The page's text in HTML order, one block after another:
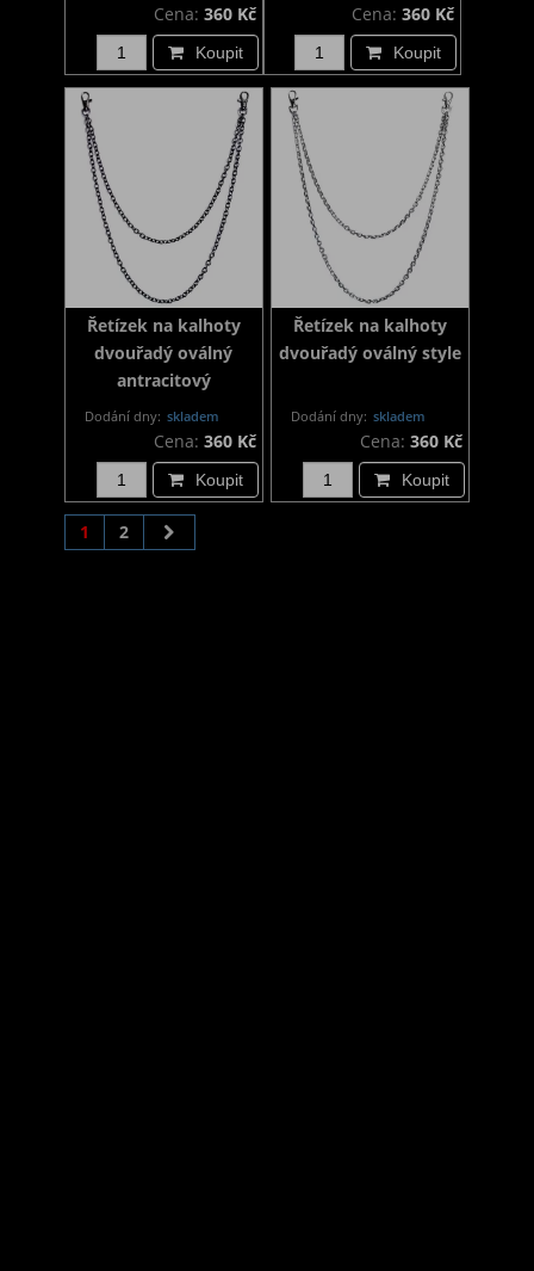
Cena: 360 Kč
Koupit
Cena:360 Kč
Koupit
Řetízek na kalhoty
dvouřadý oválný
antracitový
Dodání dny: skladem
Cena: 360 Kč
Koupit
Řetízek na kalhoty
dvouřadý oválný style
Dodání dny: skladem
Cena: 360 Kč
Koupit
1 2